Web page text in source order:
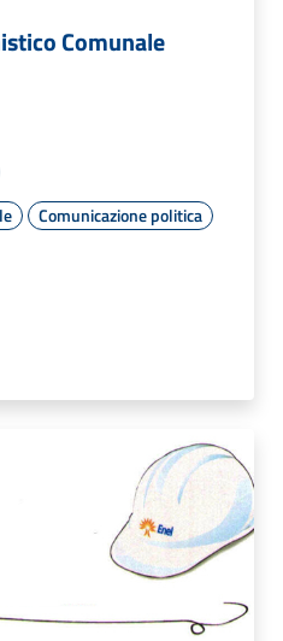
Comunale
Comunicazione politica